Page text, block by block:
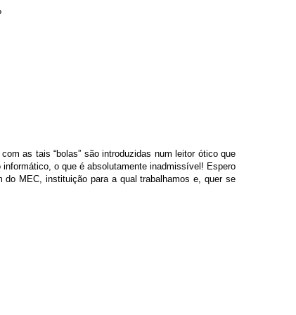
as tais “bolas” são introduzidas num leitor ótico que
o que é absolutamente inadmissível! Espero
MEC, instituição para a qual trabalhamos e, quer se